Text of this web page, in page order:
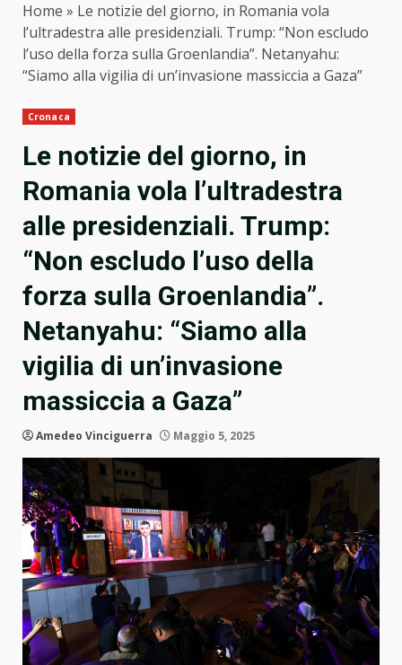
Home » Le notizie del giorno, in Romania vola
l’ultradestra alle presidenziali. Trump: “Non escludo
l’uso della forza sulla Groenlandia”. Netanyahu:
“Siamo alla vigilia di un’invasione massiccia a Gaza”
Cronaca
Le notizie del giorno, in
Romania vola l’ultradestra
alle presidenziali. Trump:
“Non escludo l’uso della
forza sulla Groenlandia”.
Netanyahu: “Siamo alla
vigilia di un’invasione
massiccia a Gaza”
Amedeo Vinciguerra Maggio 5, 2025